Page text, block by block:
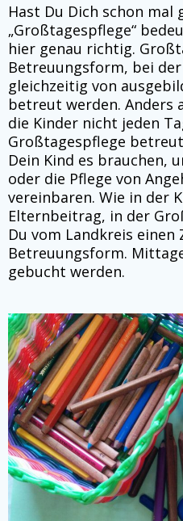
Hast Du Dich schon
„Großtagespflege“
hier genau richtig.
Betreuungsform, bei
gleichzeitig von
betreut werden. Anders
die Kinder nicht jeden
Großtagespflege
Dein Kind es brauchen,
oder die Pflege von
vereinbaren. Wie in der
Elternbeitrag, in der
Du vom Landkreis einen
Betreuungsform.
gebucht werden.